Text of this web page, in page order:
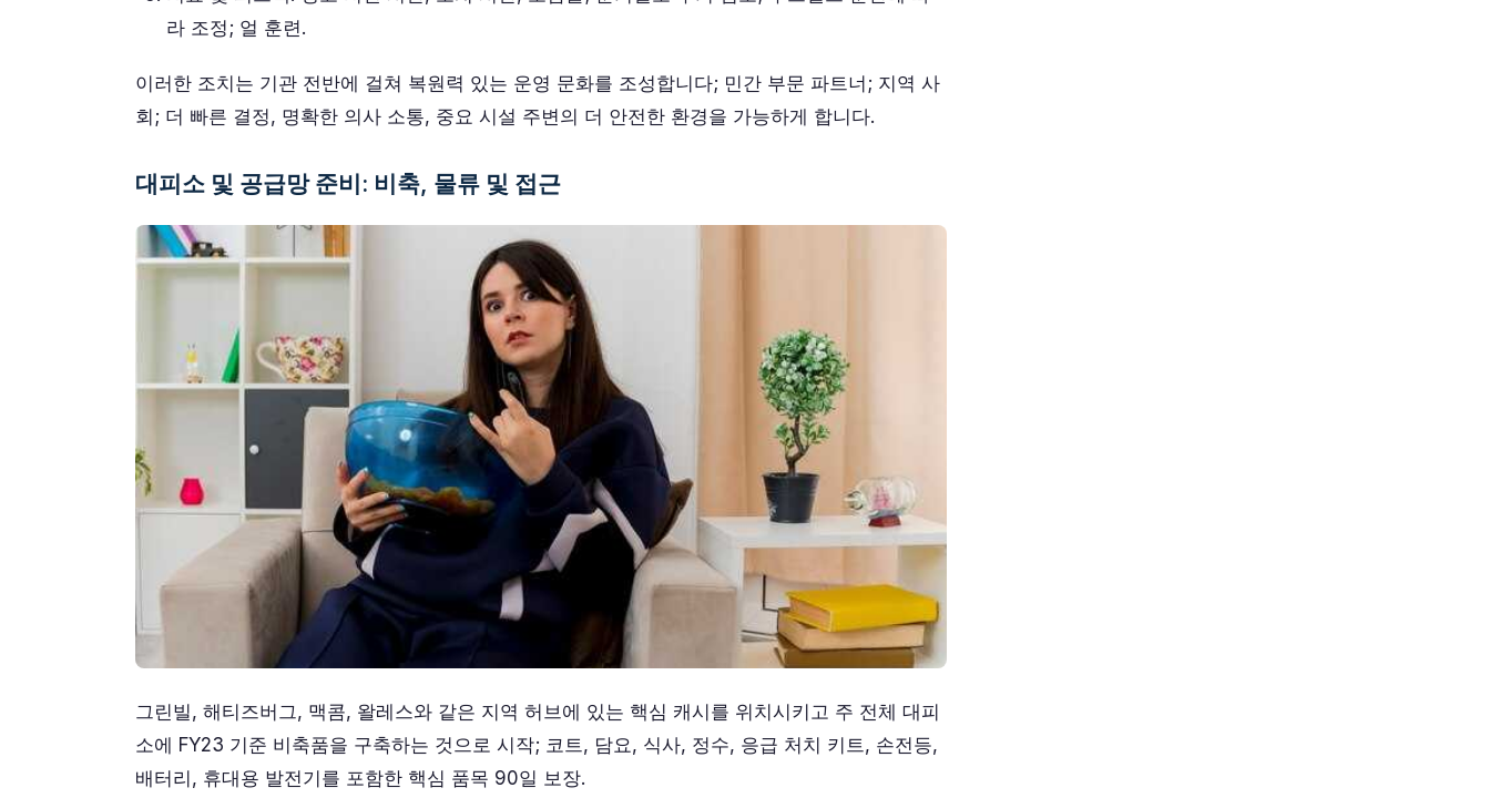
라 조정; 얼 훈련.
이러한 조치는 기관 전반에 걸쳐 복원력 있는 운영 문화를 조성합니다; 민간 부문 파트너; 지역 사
회; 더 빠른 결정, 명확한 의사 소통, 중요 시설 주변의 더 안전한 환경을 가능하게 합니다.
대피소 및 공급망 준비: 비축, 물류 및 접근
그린빌, 해티즈버그, 맥콤, 왈레스와 같은 지역 허브에 있는 핵심 캐시를 위치시키고 주 전체 대피
소에 FY23 기준 비축품을 구축하는 것으로 시작; 코트, 담요, 식사, 정수, 응급 처치 키트, 손전등,
배터리, 휴대용 발전기를 포함한 핵심 품목 90일 보장.